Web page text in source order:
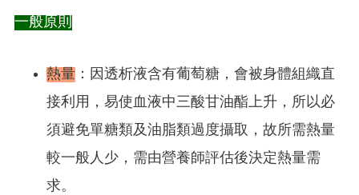
一般原則
熱量 ：因透析液含有葡萄糖，會被身體組織直
接利用，易使血液中三酸甘油酯上升，所以必
須避免單糖類及油脂類過度攝取，故所需熱量
較一般人少，需由營養師評估後決定熱量需
求。